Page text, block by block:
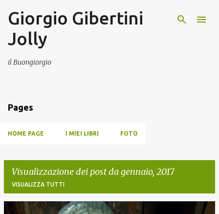
Passa ai contenuti principali
Giorgio Gibertini
Jolly
il Buongiorgio
Pages
HOME PAGE I MIEI LIBRI FOTO
Visualizzazione dei post da gennaio, 2017
VISUALIZZA TUTTI